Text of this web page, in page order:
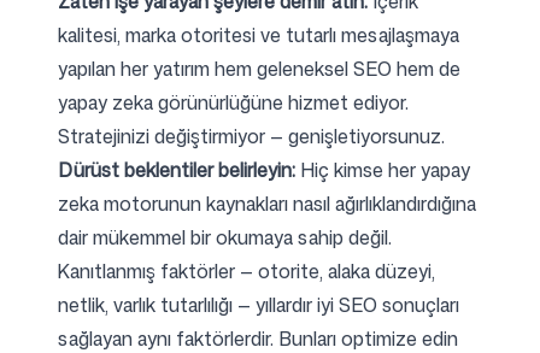
kalitesi, marka otoritesi ve tutarlı mesajlaşmaya
yapılan her yatırım hem geleneksel SEO hem de
yapay zeka görünürlüğüne hizmet ediyor.
Stratejinizi değiştirmiyor — genişletiyorsunuz.
Dürüst beklentiler belirleyin: Hiç kimse her yapay
zeka motorunun kaynakları nasıl ağırlıklandırdığına
dair mükemmel bir okumaya sahip değil.
Kanıtlanmış faktörler — otorite, alaka düzeyi,
netlik, varlık tutarlılığı — yıllardır iyi SEO sonuçları
sağlayan aynı faktörlerdir. Bunları optimize edin